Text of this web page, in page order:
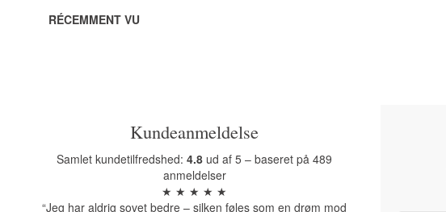
RÉCEMMENT VU
Kundeanmeldelse
Samlet kundetilfredshed:4.8 ud af 5 – baseret på 489
anmeldelser
★ ★ ★ ★ ★
“Jeg har aldrig sovet bedre – silken føles som en drøm mod